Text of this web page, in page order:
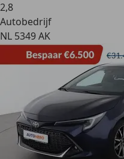
2,8
Autobedrijf
NL 5349 AK